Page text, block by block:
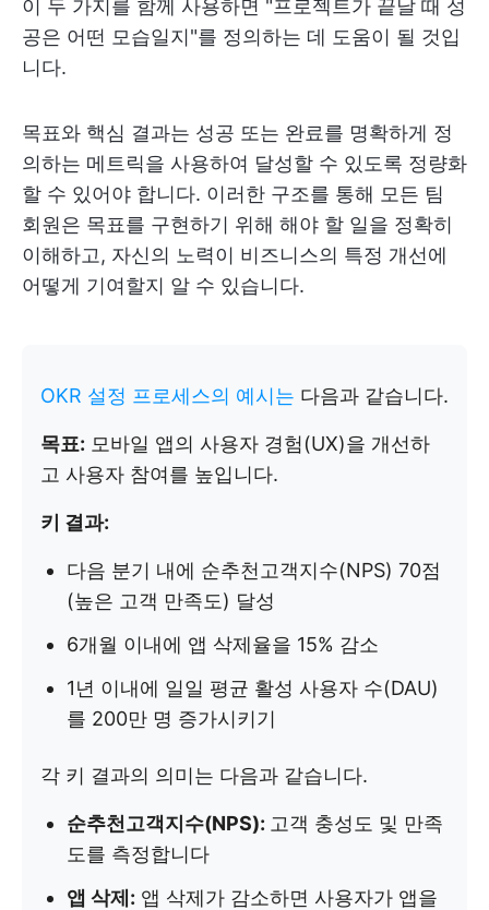
이 두 가지를 함께 사용하면 "프로젝트가 끝날 때 성
공은 어떤 모습일지"를 정의하는 데 도움이 될 것입
니다.
목표와 핵심 결과는 성공 또는 완료를 명확하게 정
의하는 메트릭을 사용하여 달성할 수 있도록 정량화
할 수 있어야 합니다. 이러한 구조를 통해 모든 팀
회원은 목표를 구현하기 위해 해야 할 일을 정확히
이해하고, 자신의 노력이 비즈니스의 특정 개선에
어떻게 기여할지 알 수 있습니다.
OKR 설정 프로세스의 예시는 다음과 같습니다.
목표: 모바일 앱의 사용자 경험(UX)을 개선하
고 사용자 참여를 높입니다.
키 결과:
다음 분기 내에 순추천고객지수(NPS) 70점
(높은 고객 만족도) 달성
6개월 이내에 앱 삭제율을 15% 감소
1년 이내에 일일 평균 활성 사용자 수(DAU)
를 200만 명 증가시키기
각 키 결과의 의미는 다음과 같습니다.
순추천고객지수(NPS): 고객 충성도 및 만족
도를 측정합니다
앱 삭제: 앱 삭제가 감소하면 사용자가 앱을